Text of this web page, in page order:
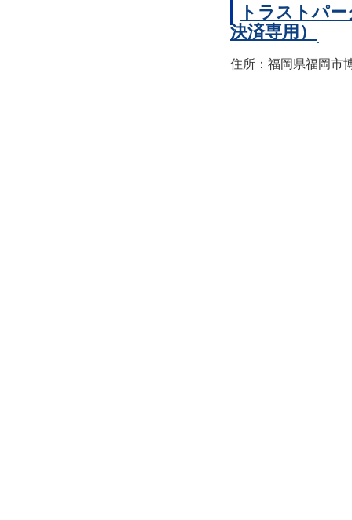
トラストパ
決済専用）
住所：福岡県福岡市